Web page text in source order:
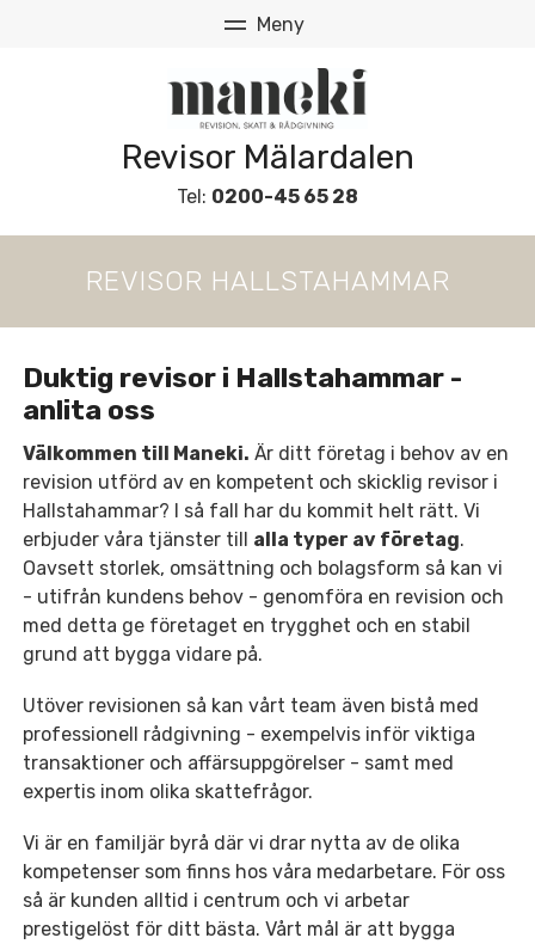
Revisor Mälardalen
Tel: 0200-45 65 28
REVISOR HALLSTAHAMMAR
Duktig revisor i Hallstahammar -
anlita oss
Välkommen till Maneki. Är ditt företag i behov av en
revision utförd av en kompetent och skicklig revisor i
Hallstahammar? I så fall har du kommit helt rätt. Vi
erbjuder våra tjänster till alla typer av företag.
Oavsett storlek, omsättning och bolagsform så kan vi
- utifrån kundens behov - genomföra en revision och
med detta ge företaget en trygghet och en stabil
grund att bygga vidare på.
Utöver revisionen så kan vårt team även bistå med
professionell rådgivning - exempelvis inför viktiga
transaktioner och affärsuppgörelser - samt med
expertis inom olika skattefrågor.
Vi är en familjär byrå där vi drar nytta av de olika
kompetenser som finns hos våra medarbetare. För oss
så är kunden alltid i centrum och vi arbetar
prestigelöst för ditt bästa. Vårt mål är att bygga